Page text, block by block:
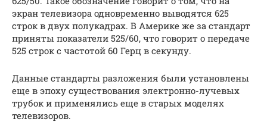
экран телевизора одновременно выводятся 625
строк в двух полукадрах. В Америке же за стандарт
приняты показатели 525/60, что говорит о передаче
525 строк с частотой 60 Герц в секунду.
Данные стандарты разложения были установлены
еще в эпоху существования электронно-лучевых
трубок и применялись еще в старых моделях
телевизоров.